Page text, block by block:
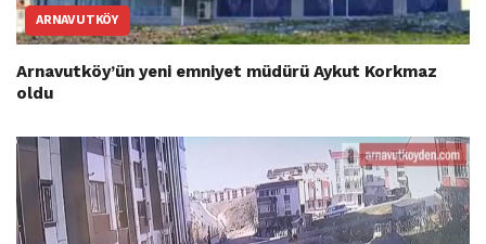
ARNAVUTKÖY
Arnavutköy’ün yeni emniyet müdürü Aykut Korkmaz
oldu